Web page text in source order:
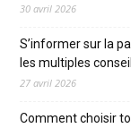
30 avril 2026
S’informer sur la
les multiples
27 avril 2026
Comment choisir